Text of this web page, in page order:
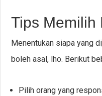
Tips Memilih
Menentukan siapa yang
boleh asal, lho. Berikut
Pilih orang yang